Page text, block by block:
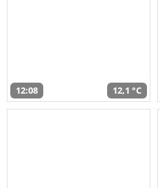
12:08 12,1 °C